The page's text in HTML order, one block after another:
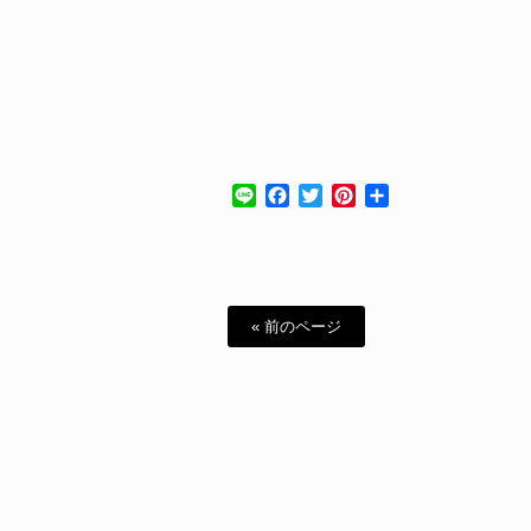
Line Facebook
TwitterPinterest
« 前のページ